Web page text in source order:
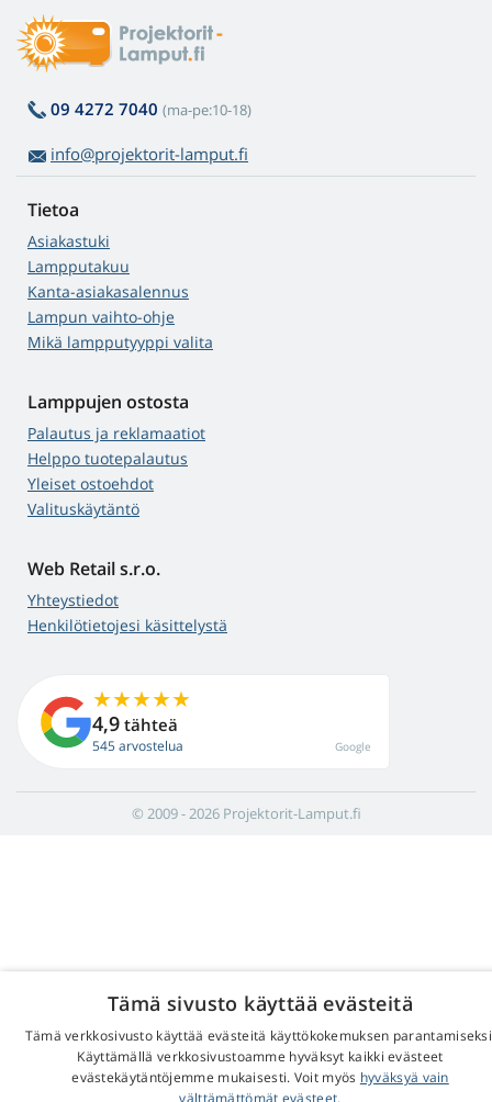
09 4272 7040 (ma-pe:10-18)
info@projektorit-lamput.fi
Tietoa
Asiakastuki
Lampputakuu
Kanta-asiakasalennus
Lampun vaihto-ohje
Mikä lampputyyppi valita
Lamppujen ostosta
Palautus ja reklamaatiot
Helppo tuotepalautus
Yleiset ostoehdot
Valituskäytäntö
Web Retail s.r.o.
Yhteystiedot
Henkilötietojesi käsittelystä
4,9 tähteä
545 arvostelua Google
© 2009 - 2026 Projektorit-Lamput.fi
Tämä sivusto käyttää evästeitä
Tämä verkkosivusto käyttää evästeitä käyttökokemuksen
Käyttämällä verkkosivustoamme hyväksyt kaikki evästeet
evästekäytäntöjemme mukaisesti. Voit myös hyväksyä vain
välttämättömät evästeet.